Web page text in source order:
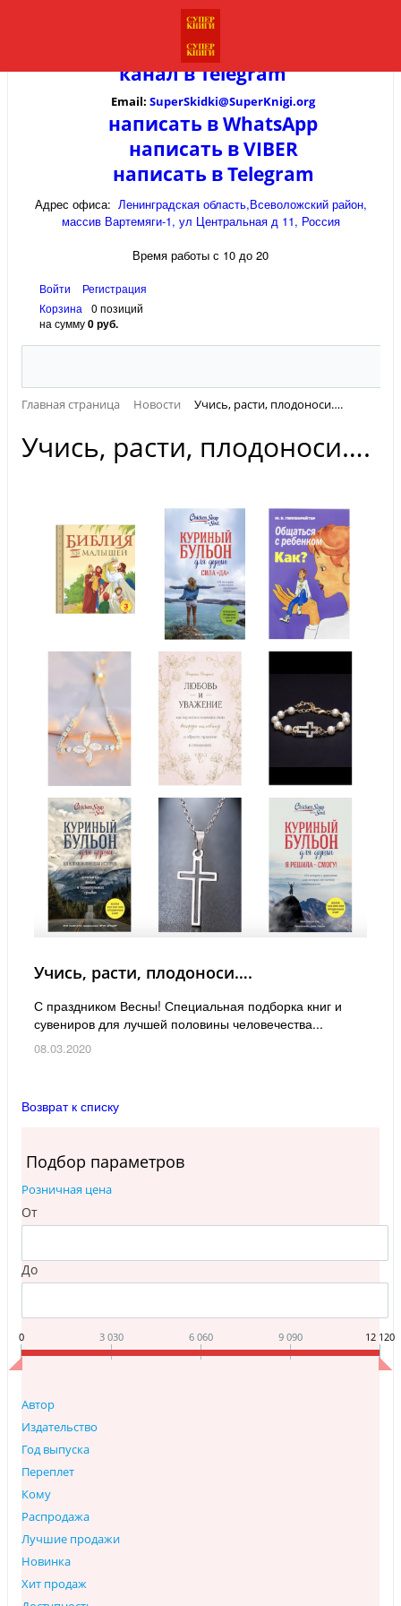
канал вTelegram
Email: SuperSkidki@SuperKnigi.org
написать в WhatsApp
написать в VIBER
написать в Telegram
Адрес офиса: Ленинградская область,Всеволожский район,
массив Вартемяги-1, ул Центральная д 11, Россия
Время работы с 10 до 20
Войти
Регистрация
Корзина
0 позиций
на сумму0 руб.
Главная страница Новости Учись, расти, плодоноси….
Учись, расти, плодоноси….
Учись, расти, плодоноси….
С праздником Весны! Специальная подборка книг и
сувениров для лучшей половины человечества...
08.03.2020
Возврат к списку
Подбор параметров
Розничная цена
От
До
0 3 030 6 060 9 090 12 120
Автор
Издательство
Год выпуска
Переплет
Кому
Распродажа
Лучшие продажи
Новинка
Хит продаж